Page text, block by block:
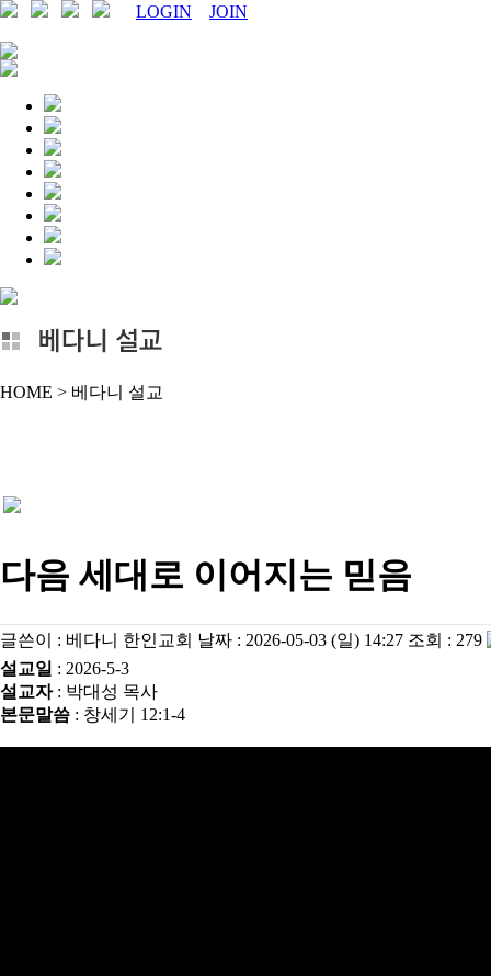
LOGIN JOIN
HOME > 베다니 설교
다음 세대로 이어지는 믿음
글쓴이 : 베다니 한인교회 날짜 : 2026-05-03 (일) 14:27 조회 : 279
설교일 : 2026-5-3
설교자: 박대성 목사
본문말씀 : 창세기 12:1-4